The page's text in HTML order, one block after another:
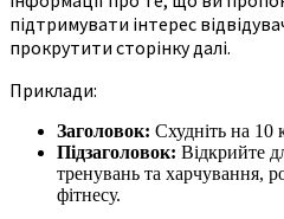
підтримувати інтерес
прокрутити сторінку далі.
Приклади:
Заголовок: Схудніть на 10
Підзаголовок: Відкрийте
тренувань та харчування,
фітнесу.